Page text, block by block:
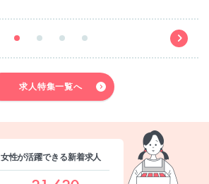
求人特集一覧へ
女性が活躍できる新着求人